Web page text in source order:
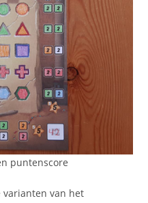
puntenscore
varianten van het